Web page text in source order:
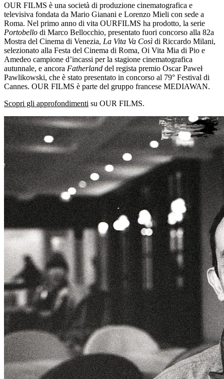
OUR FILMS è una società di produzione cinematografica e
televisiva fondata da Mario Gianani e Lorenzo Mieli con sede a
Roma. Nel primo anno di vita OURFILMS ha prodotto, la serie
Portobello di Marco Bellocchio, presentato fuori concorso alla 82a
Mostra del Cinema di Venezia, La Vita Va Così di Riccardo Milani,
selezionato alla Festa del Cinema di Roma, Oi Vita Mia di Pio e
Amedeo campione d’incassi per la stagione cinematografica
autunnale, e ancora Fatherland del regista premio Oscar Paweł
Pawlikowski, che è stato presentato in concorso al 79° Festival di
Cannes. OUR FILMS è parte del gruppo francese MEDIAWAN.
Scopri gli approfondimenti su OUR FILMS.